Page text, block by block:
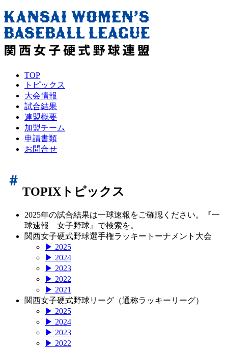
TOP
トピックス
大会情報
試合結果
連盟概要
加盟チーム
申請書類
お問合せ
TOPIX トピックス
2025年の試合結果は一球速報をご確認ください。『一
球速報 女子野球』で検索を。
関西女子硬式野球選手権ラッキートーナメント大会
▶ 2025
▶ 2024
▶ 2023
▶ 2022
▶ 2021
関西女子硬式野球リーグ（通称ラッキーリーグ）
▶ 2025
▶ 2024
▶ 2023
▶ 2022